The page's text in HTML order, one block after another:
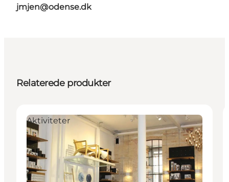
jmjen@odense.dk
Relaterede produkter
Aktiviteter